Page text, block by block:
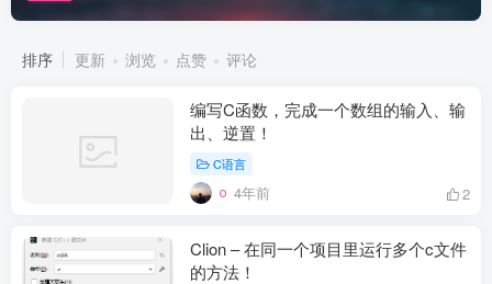
排序 更新 浏览 点赞 评论
编写C函数，完成一个数组的输入、输
出、逆置！
C语言
4年前 2
Clion – 在同一个项目里运行多个c文件
的方法！